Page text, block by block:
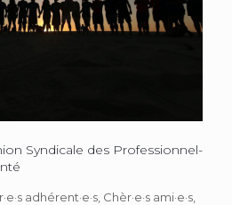
Syndicale des Professionnel-
adhérent·e·s, Chèr·e·s ami·e·s,